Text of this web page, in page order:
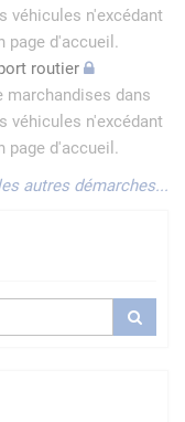
véhicules n'excédant
page d'accueil.
routier
dans
véhicules n'excédant
page d'accueil.
autres démarches...